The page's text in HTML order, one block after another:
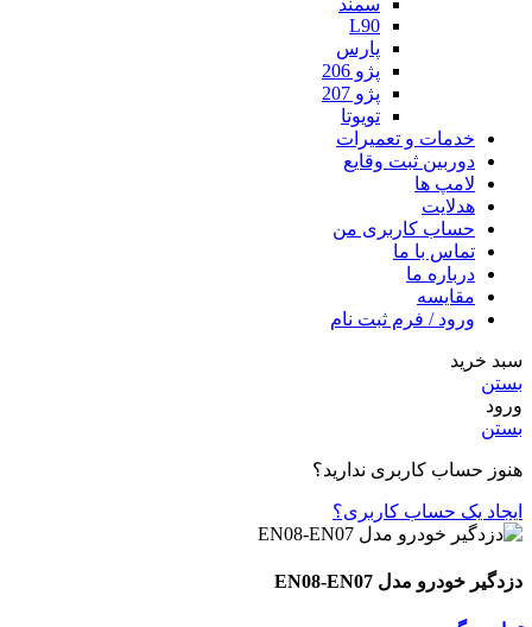
سمند
L90
پارس
پژو 206
پژو 207
تویوتا
خدمات و تعمیرات
دوربین ثبت وقایع
لامپ ها
هدلایت
حساب کاربری من
تماس با ما
درباره ما
مقایسه
ورود / فرم ثبت نام
سبد خرید
بستن
ورود
بستن
هنوز حساب کاربری ندارید؟
ایجاد یک حساب کاربری؟
دزدگیر خودرو مدل EN08-EN07